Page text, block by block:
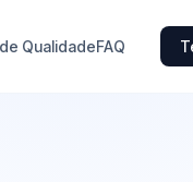
QualidadeFAQ